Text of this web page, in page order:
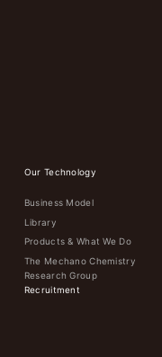
Our Technology
Business Model
Library
Products & What We Do
The Mechano Chemistry
Research Group
Recruitment